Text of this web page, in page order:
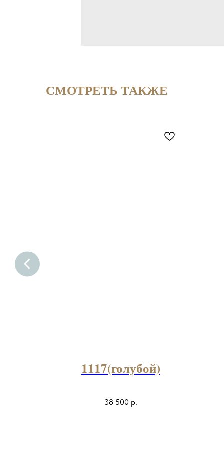
СМОТРЕТЬ ТАКЖЕ
1117(голубой)
38 500 р.